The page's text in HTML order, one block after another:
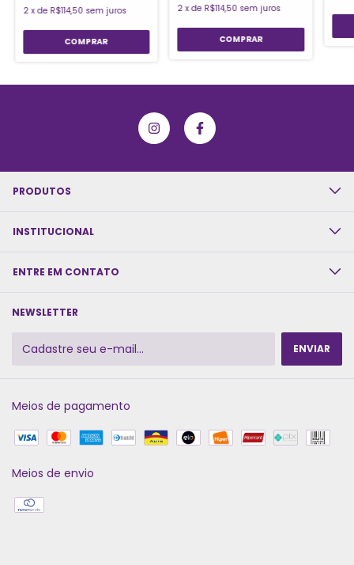
2 xde R$114,50 sem juros 2 xde R$114,50 sem juros
PRODUTOS
INSTITUCIONAL
ENTRE EM CONTATO
NEWSLETTER
Meios de pagamento
Meios de envio